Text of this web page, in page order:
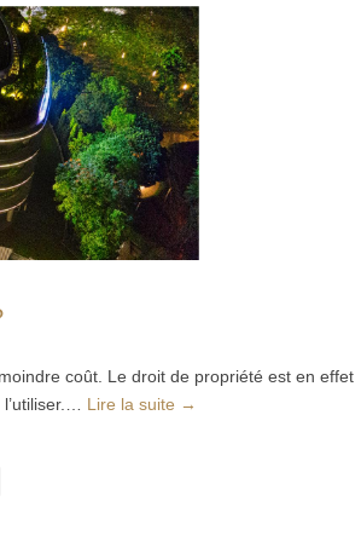
coût. Le droit de propriété est en effet
Lire la suite →